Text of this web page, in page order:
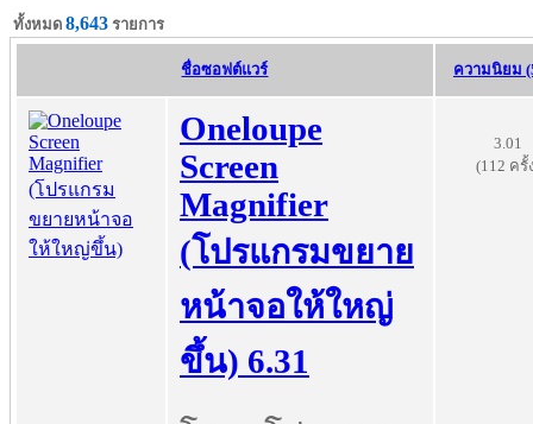
ทั้งหมด 8,643 รายการ
ชื่อซอฟต์แวร์ ความนิยม
Oneloupe
Screen
Magnifier
(โปรแกรมขยาย
หน้าจอให้ใหญ่
ขึ้น) 6.31
3.01
(112 ครั้